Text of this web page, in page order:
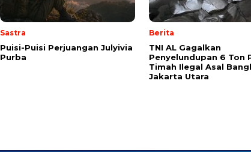
Sastra
Puisi-Puisi Perjuangan Julyivia
Purba
Berita
TNI AL Gagalkan
Penyelundupan 6 Ton
Timah Ilegal Asal
Jakarta Utara